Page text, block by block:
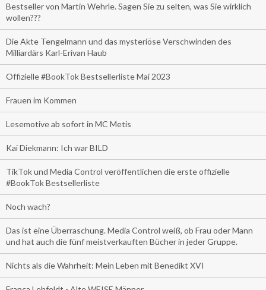
Bestseller von Martin Wehrle. Sagen Sie zu selten, was Sie wirklich
wollen???
Die Akte Tengelmann und das mysteriöse Verschwinden des
Milliardärs Karl-Erivan Haub
Offizielle #BookTok Bestsellerliste Mai 2023
Frauen im Kommen
Lesemotive ab sofort in MC Metis
Kai Diekmann: Ich war BILD
TikTok und Media Control veröffentlichen die erste offizielle
#BookTok Bestsellerliste
Noch wach?
Das ist eine Überraschung. Media Control weiß, ob Frau oder Mann
und hat auch die fünf meistverkauften Bücher in jeder Gruppe.
Nichts als die Wahrheit: Mein Leben mit Benedikt XVI